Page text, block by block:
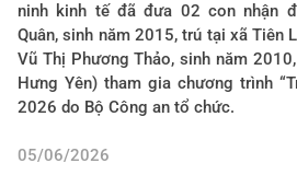
ninh kinh tế đã đưa 02 con nhận
Quân, sinh năm 2015, trú tại xã Tiên
Vũ Thị Phương Thảo, sinh năm
Hưng Yên) tham gia chương trình
2026 do Bộ Công an tổ chức.
05/06/2026